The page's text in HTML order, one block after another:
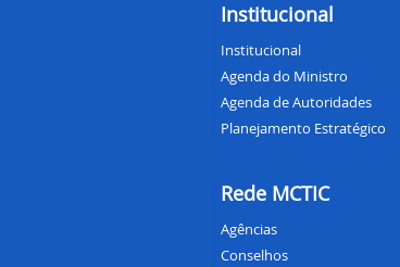
Institucional
Institucional
Agenda do Ministro
Agenda de Autoridades
Planejamento Estratégico
Rede MCTIC
Agências
Conselhos